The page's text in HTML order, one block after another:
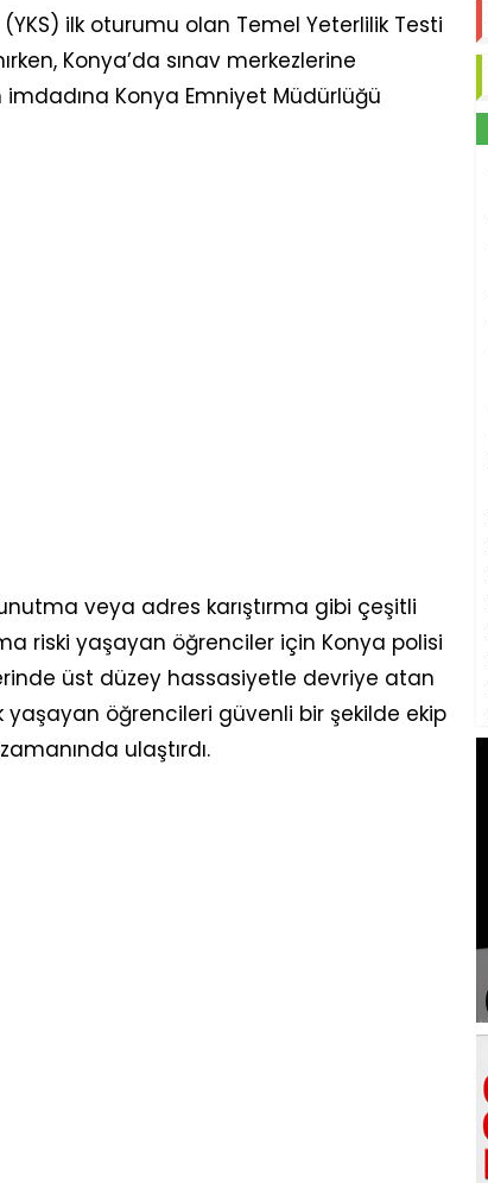
(YKS) ilk oturumu olan Temel Yeterlilik Testi
Konya’da sınav merkezlerine
Konya Emniyet Müdürlüğü
veya adres karıştırma gibi çeşitli
riski yaşayan öğrenciler için Konya polisi
üst düzey hassasiyetle devriye atan
öğrencileri güvenli bir şekilde ekip
ulaştırdı.